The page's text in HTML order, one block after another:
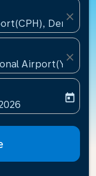
Denmark
close
Airport(YVR),
close
labelreturn-date-
today